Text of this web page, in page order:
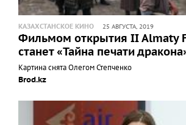
КАЗАХСТАНСКОЕ КИНО 25 АВГУСТА, 2019
Фильмом открытия II Almaty
станет «Тайна печати
Картина снята Олегом Степченко
Brod.kz